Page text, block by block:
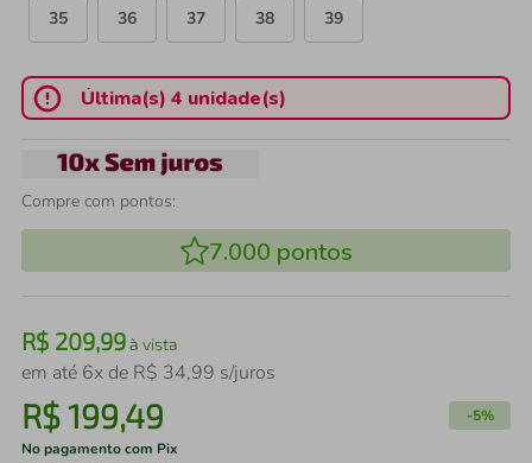
35
36 37 38 39
Última(s) 4 unidade(s)
Compre com pontos:
7.000 pontos
R$ 209,99à vista
em até 6x de R$ 34,99 s/juros
R$199,49 -5%
No pagamento com Pix